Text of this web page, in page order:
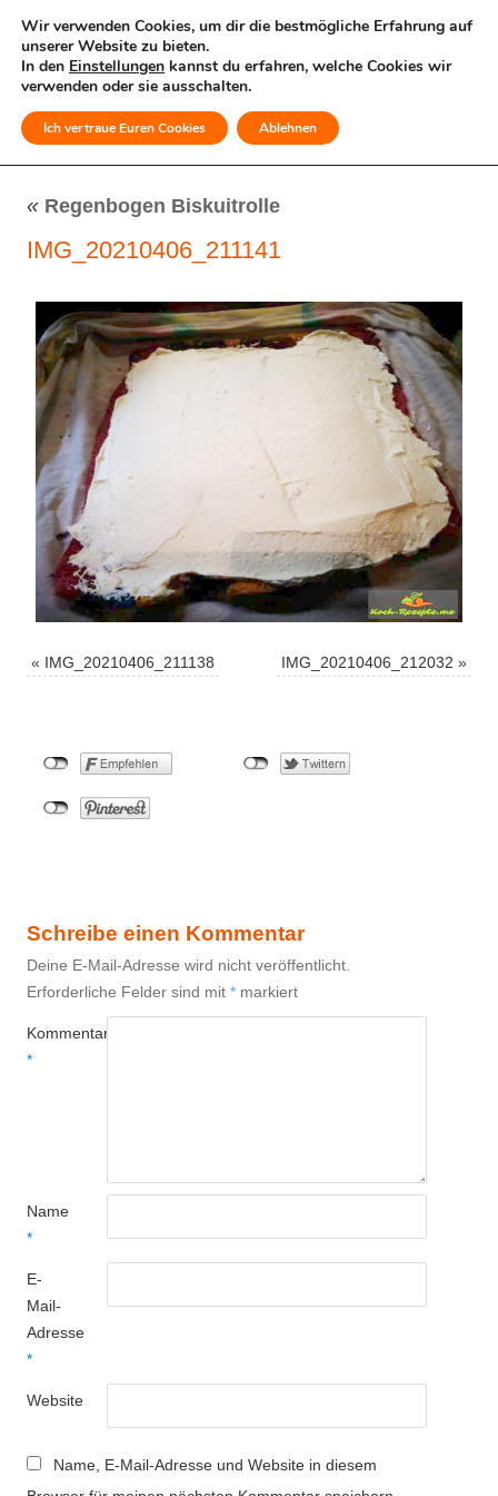
MENÜ
« Regenbogen Biskuitrolle
IMG_20210406_211141
« IMG_20210406_211138 IMG_20210406_212032 »
Schreibe einen Kommentar
Deine E-Mail-Adresse wird nicht veröffentlicht.
Erforderliche Felder sind mit * markiert
Kommentar
*
Name
*
E-
Mail-
Adresse
*
Website
Name, E-Mail-Adresse und Website in diesem
Wir verwenden Cookies, um dir die bestmögliche Erfahrung auf
unserer Website zu bieten.
In den Einstellungen kannst du erfahren, welche Cookies wir
verwenden oder sie ausschalten.
Ich vertraue Euren Cookies Ablehnen